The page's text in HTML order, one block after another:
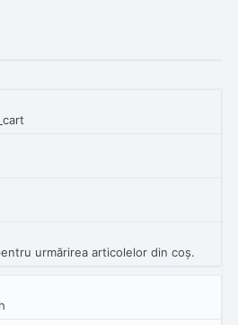
urmărirea articolelor din coș.